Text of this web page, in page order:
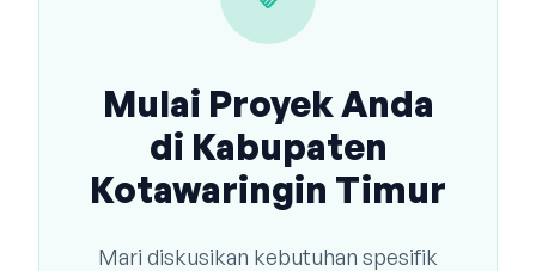
Mulai Proyek Anda
di Kabupaten
Kotawaringin Timur
Mari diskusikan kebutuhan spesifik